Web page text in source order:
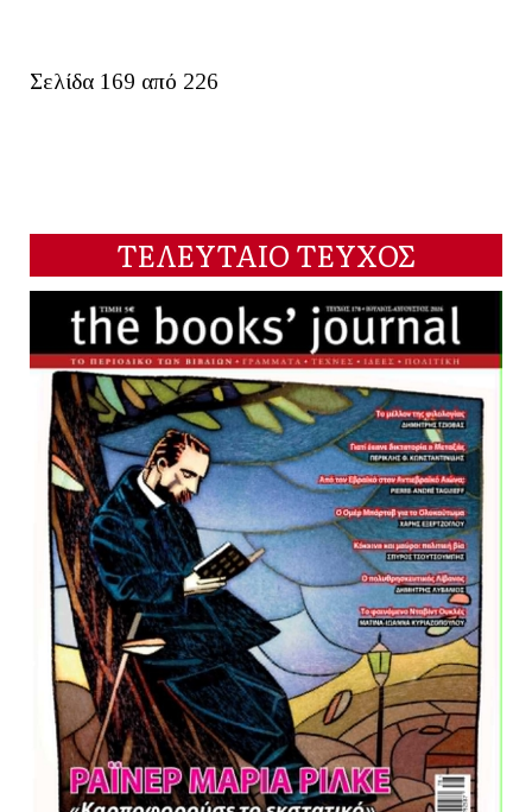
Σελίδα 169 από 226
ΤΕΛΕΥΤΑΙΟ ΤΕΥΧΟΣ